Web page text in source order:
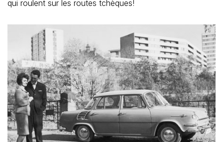
qui roulent sur les routes tchèques!